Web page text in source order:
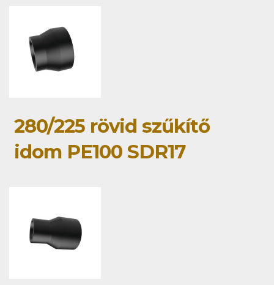
280/225 rövid szűkítő
idom PE100 SDR17